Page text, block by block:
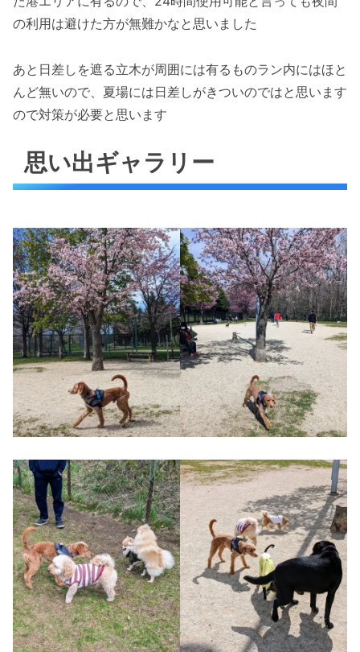
の利用は避けた方が無難かなと思いました
あと日差しを遮る立木が周囲には有るものラン内にはほと
んど無いので、夏場には日差しがきついのではと思います
ので対策が必要と思います
思い出ギャラリー